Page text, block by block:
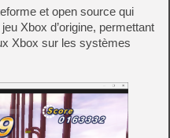
et open source qui
Xbox d’origine, permettant
Xbox sur les systèmes